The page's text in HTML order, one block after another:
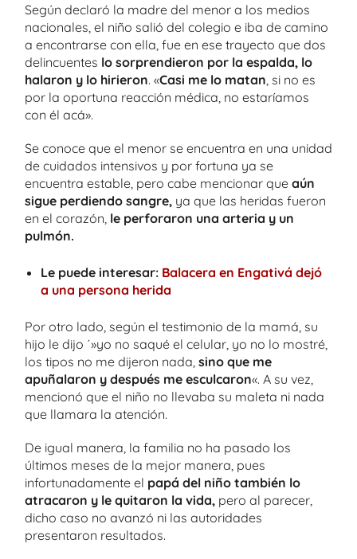
Según declaró la madre del menor a los medios
nacionales, el niño salió del colegio e iba de camino
a encontrarse con ella, fue en ese trayecto que dos
delincuentes lo sorprendieron por la espalda, lo
halaron y lo hirieron. «Casi me lo matan , si no es
por la oportuna reacción médica, no estaríamos
con él acá».
Se conoce que el menor se encuentra en una unidad
de cuidados intensivos y por fortuna ya se
encuentra estable, pero cabe mencionar que aún
sigue perdiendo sangre, ya que las heridas fueron
en el corazón, le perforaron una arteria y un
pulmón.
Le puede interesar: Balacera en Engativá dejó
a una persona herida
Por otro lado, según el testimonio de la mamá, su
hijo le dijo ´»yo no saqué el celular, yo no lo mostré,
los tipos no me dijeron nada, sino que me
apuñalaron y después me esculcaron«. A su vez,
mencionó que el niño no llevaba su maleta ni nada
que llamara la atención.
De igual manera, la familia no ha pasado los
últimos meses de la mejor manera, pues
infortunadamente el papá del niño también lo
atracaron y le quitaron la vida, pero al parecer,
dicho caso no avanzó ni las autoridades
presentaron resultados.